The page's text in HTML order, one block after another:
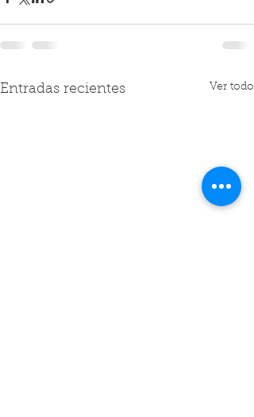
Entradas recientes Ver todo